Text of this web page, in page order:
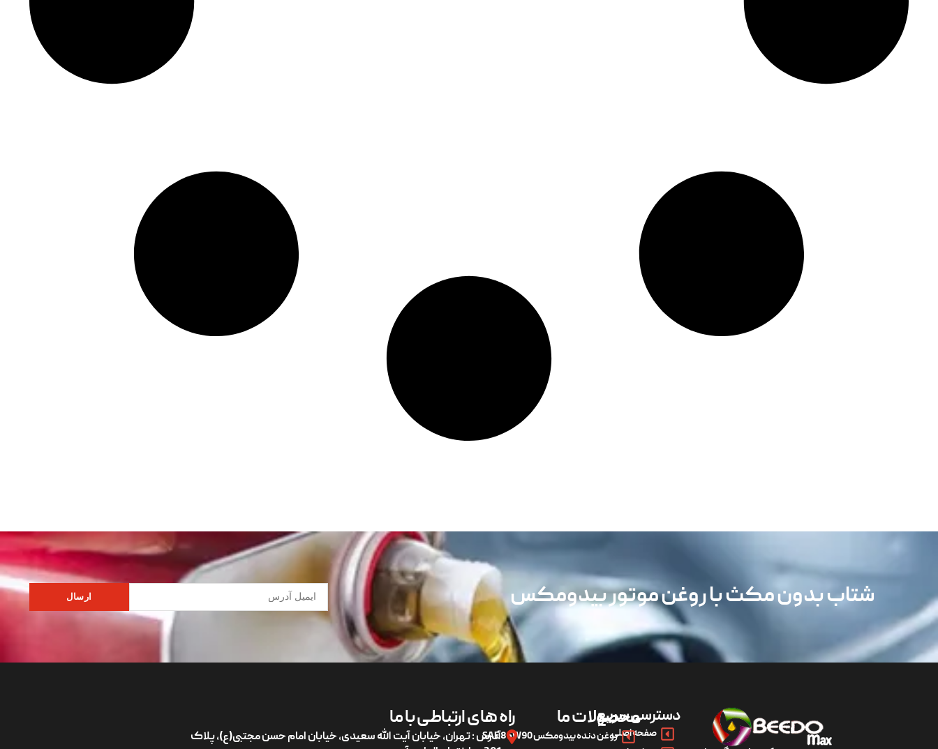
شتاب بدون مکث با روغن موتور بیدومکس ارسال
دسترسی سریع
صفحه اصلی
محصولات ما
روغن دنده بیدومکس SAE 85W90
راه های ارتباطی با ما
آدرس : تهران، خیابان آیت الله سعیدی، خیابان امام حسن مجتبی(ع)، پلاک